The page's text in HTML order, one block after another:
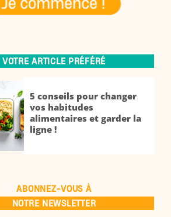
VOTRE ARTICLE PRÉFÉRÉ
5 conseils pour changer
vos habitudes
alimentaires et garder la
ligne !
ABONNEZ-VOUS À
NOTRE NEWSLETTER